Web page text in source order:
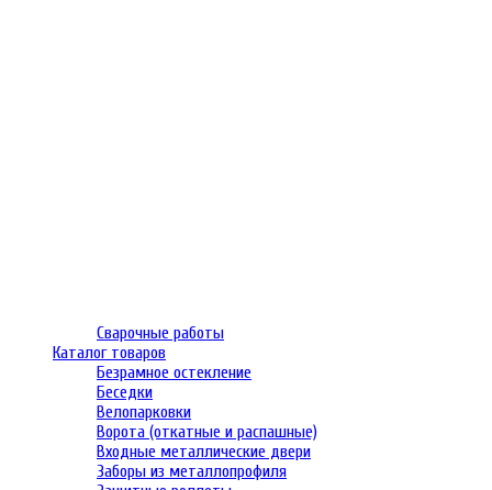
Сварочные работы
Каталог товаров
Безрамное остекление
Беседки
Велопарковки
Ворота (откатные и распашные)
Входные металлические двери
Заборы из металлопрофиля